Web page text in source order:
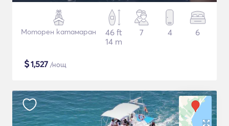
Моторен катамаран
46 ft
14 m
7 4 6
$1,527 /нощ